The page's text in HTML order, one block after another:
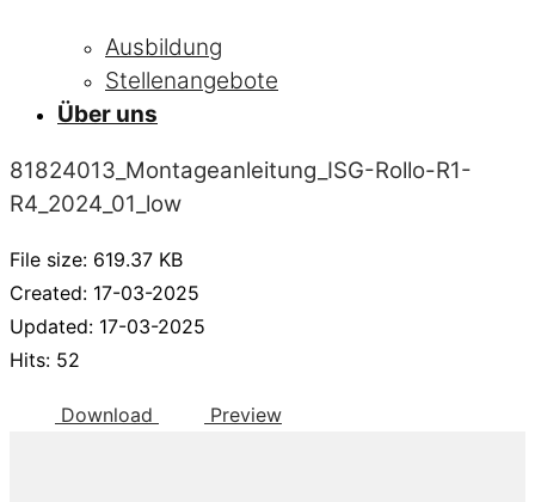
Ausbildung
Stellenangebote
Über uns
81824013_Montageanleitung_ISG-Rollo-R1-
R4_2024_01_low
File size: 619.37 KB
Created: 17-03-2025
Updated: 17-03-2025
Hits: 52
Download Preview